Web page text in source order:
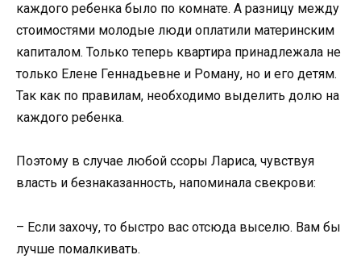
каждого ребенка было по комнате. А разницу между
стоимостями молодые люди оплатили материнским
капиталом. Только теперь квартира принадлежала не
только Елене Геннадьевне и Роману, но и его детям.
Так как по правилам, необходимо выделить долю на
каждого ребенка.
Поэтому в случае любой ссоры Лариса, чувствуя
власть и безнаказанность, напоминала свекрови:
– Если захочу, то быстро вас отсюда выселю. Вам бы
лучше помалкивать.